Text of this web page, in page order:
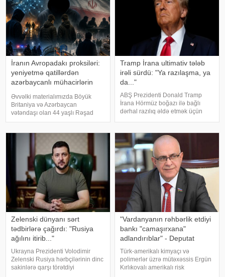
İranın Avropadakı proksiləri:
yeniyetmə qatillərdən
azərbaycanlı mühacirlərin
Əvvəlki materialımızda Böyük
Britaniya və Azərbaycan
vətəndaşı olan 44 yaşlı Rəşad
Sultanovun işi barədə ətraflı
bazasına qanunsuz daxil
olmaqda və İran İslam İnqilab
Tramp İrana ultimativ tələb
irəli sürdü: "Ya razılaşma, ya
da..."
ABŞ Prezidenti Donald Tramp
İrana Hörmüz boğazı ilə bağlı
dərhal razılıq əldə etmək üçün
məlumatına görə, Vaşinqton
Tehran qarşısında açıq şərt
qoyub: y
Zelenski dünyanı sərt
tədbirlərə çağırdı: "Rusiya
ağılını itirib..."
Ukrayna Prezidenti Volodimir
Zelenski Rusiya hərbçilərinin dinc
sakinlərə qarşı törətdiyi
"Vardanyanın rəhbərlik etdiyi
bankı "camaşırxana"
adlandırıblar" - Deputat
Türk-amerikalı kimyaçı və
polimerlər üzrə mütəxəssis Ergün
Kırlıkovalı amerikalı risk